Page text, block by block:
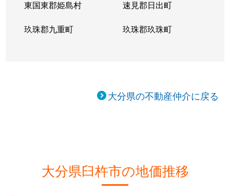
東国東郡姫島村 速見郡日出町
玖珠郡九重町 玖珠郡玖珠町
大分県の不動産仲介に戻る
大分県臼杵市の地価推移